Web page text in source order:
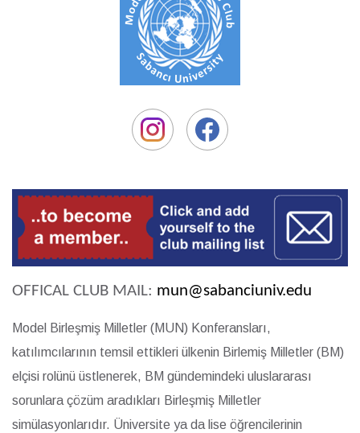
OFFICAL CLUB MAIL: mun@sabanciuniv.edu
Model Birleşmiş Milletler (MUN) Konferansları,
katılımcılarının temsil ettikleri ülkenin Birlemiş Milletler (BM)
elçisi rolünü üstlenerek, BM gündemindeki uluslararası
sorunlara çözüm aradıkları Birleşmiş Milletler
simülasyonlarıdır. Üniversite ya da lise öğrencilerinin